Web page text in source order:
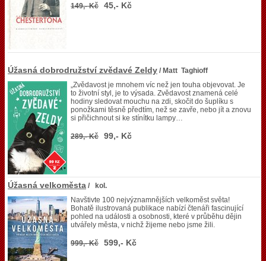
149,- Kč 45,- Kč
Úžasná dobrodružství zvědavé Zeldy / Matt Taghioff
„Zvědavost je mnohem víc než jen touha objevovat. Je
to životní styl, je to výsada. Zvědavost znamená celé
hodiny sledovat mouchu na zdi, skočit do šuplíku s
ponožkami těsně předtím, než se zavře, nebo jít a znovu
si přičichnout si ke stínítku lampy…
289,- Kč 99,- Kč
Úžasná velkoměsta / kol.
Navštivte 100 nejvýznamnějších velkoměst světa!
Bohatě ilustrovaná publikace nabízí čtenáři fascinující
pohled na události a osobnosti, které v průběhu dějin
utvářely města, v nichž žijeme nebo jsme žili.
999,- Kč 599,- Kč